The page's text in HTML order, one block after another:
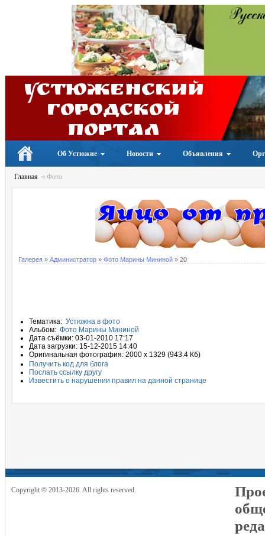
Устюженский
Городской
портал
Об Устюжне Новости Объявления
Главная Фото
Галерея » Администратор » Фото Марины Мининой » 20
Тематика: Устюжна в фото
Альбом: Фото Марины Мининой
Дата съёмки: 03-01-2010 17:17
Дата загрузки: 15-12-2015 14:40
Оригинальная фотография: 2000 x 1329 (943.4 Кб)
Получить код для блога
Послать ссылку другу
Известить о нарушении правил на данной странице
Copyright © 2013-2026. All rights reserved.